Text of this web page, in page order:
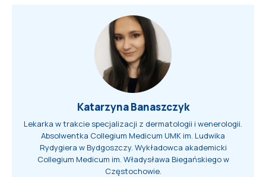
Katarzyna Banaszczyk
Lekarka w trakcie specjalizacji z dermatologii i wenerologii.
Absolwentka Collegium Medicum UMK im. Ludwika
Rydygiera w Bydgoszczy. Wykładowca akademicki
Collegium Medicum im. Władysława Biegańskiego w
Częstochowie.